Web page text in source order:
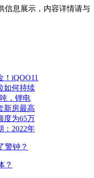
信息展示，内容详情请与
iQOO11
如何持续
，锂电
新房最高
度为65万
：2022年
警钟？
？